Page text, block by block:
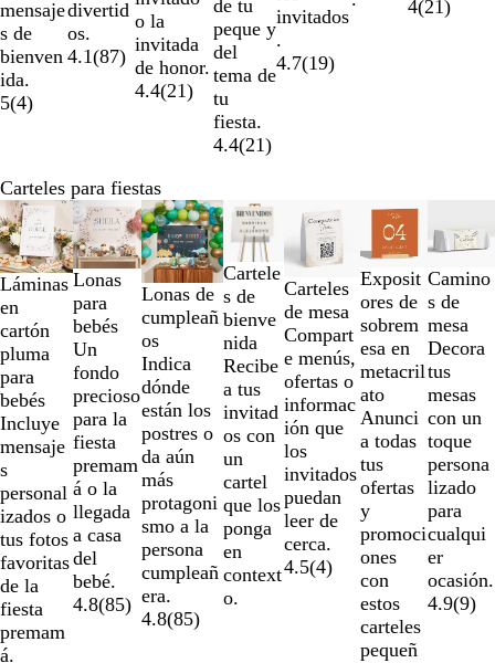
mensaje
s de
bienven
ida.
5(4)
divertid
os.
4.1(87)
o la
invitada
de honor.
4.4(21)
de tu
peque y
del
tema de
tu
fiesta.
4.4(21)
invitados
.
4.7(19)
4(21)
Carteles para fiestas
Opciones nuevas
Láminas
en
cartón
pluma
para
bebés
Incluye
mensaje
s
personal
izados o
tus fotos
favoritas
de la
fiesta
premam
á.
Opciones nuevas
Lonas
para
bebés
Un
fondo
precioso
para la
fiesta
premam
á o la
llegada
a casa
del
bebé.
4.8(85)
Opciones nuevas
Lonas de
cumpleañ
os
Indica
dónde
están los
postres o
da aún
más
protagoni
smo a la
persona
cumpleañ
era.
4.8(85)
Opciones nuevas
Cartele
s de
bienve
nida
Recibe
a tus
invitad
os con
un
cartel
que los
ponga
en
context
o.
Carteles
de mesa
Compart
e menús,
ofertas o
informac
ión que
los
invitados
puedan
leer de
cerca.
4.5(4)
Exposit
ores de
sobrem
esa en
metacril
ato
Anunci
a todas
tus
ofertas
y
promoci
ones
con
estos
carteles
pequeñ
Camino
s de
mesa
Decora
tus
mesas
con un
toque
persona
lizado
para
cualqui
er
ocasión.
4.9(9)
Diapositivas
de
la
1
a
la
2
de
un
total
de
7